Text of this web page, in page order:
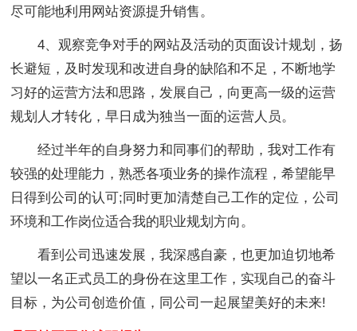
尽可能地利用网站资源提升销售。
4、观察竞争对手的网站及活动的页面设计规划，扬
长避短，及时发现和改进自身的缺陷和不足，不断地学
习好的运营方法和思路，发展自己，向更高一级的运营
规划人才转化，早日成为独当一面的运营人员。
经过半年的自身努力和同事们的帮助，我对工作有
较强的处理能力，熟悉各项业务的操作流程，希望能早
日得到公司的认可;同时更加清楚自己工作的定位，公司
环境和工作岗位适合我的职业规划方向。
看到公司迅速发展，我深感自豪，也更加迫切地希
望以一名正式员工的身份在这里工作，实现自己的奋斗
目标，为公司创造价值，同公司一起展望美好的未来!